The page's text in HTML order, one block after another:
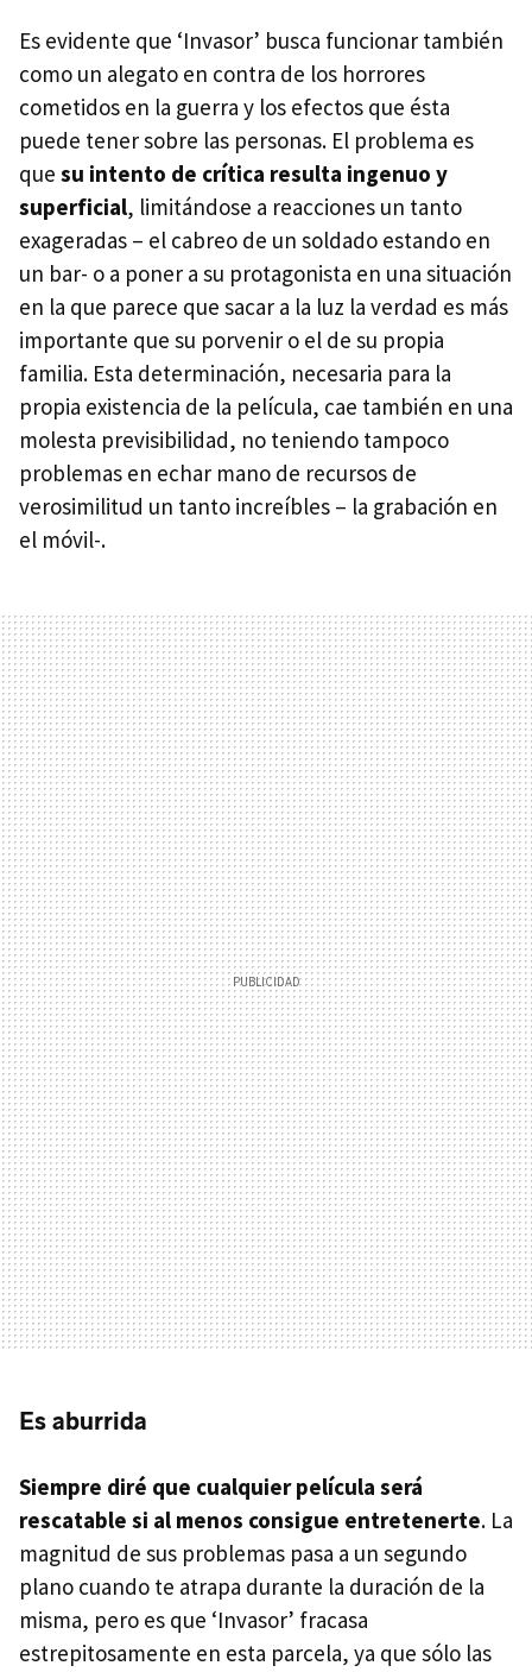
Es evidente que ‘Invasor’ busca funcionar también
como un alegato en contra de los horrores
cometidos en la guerra y los efectos que ésta
puede tener sobre las personas. El problema es
que su intento de crítica resulta ingenuo y
superficial, limitándose a reacciones un tanto
exageradas – el cabreo de un soldado estando en
un bar- o a poner a su protagonista en una situación
en la que parece que sacar a la luz la verdad es más
importante que su porvenir o el de su propia
familia. Esta determinación, necesaria para la
propia existencia de la película, cae también en una
molesta previsibilidad, no teniendo tampoco
problemas en echar mano de recursos de
verosimilitud un tanto increíbles – la grabación en
el móvil-.
Es aburrida
Siempre diré que cualquier película será
rescatable si al menos consigue entretenerte. La
magnitud de sus problemas pasa a un segundo
plano cuando te atrapa durante la duración de la
misma, pero es que ‘Invasor’ fracasa
estrepitosamente en esta parcela, ya que sólo las